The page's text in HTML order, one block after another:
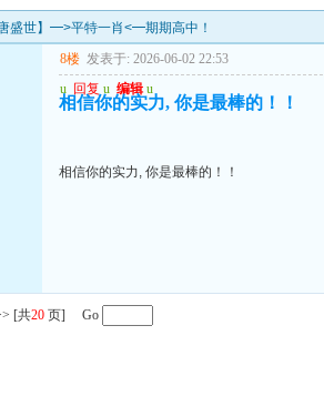
盛世】━>平特一肖<━期期高中！
8楼 发表于: 2026-06-02 22:53
u 回复 u 编辑 u
相信你的实力, 你是最棒的！！
相信你的实力, 你是最棒的！！
[共20 页] Go